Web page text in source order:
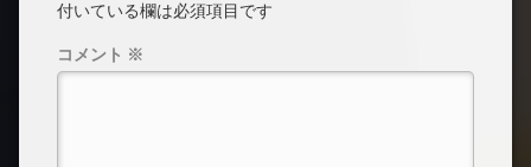
付いている欄は必須項目です
コメント ※